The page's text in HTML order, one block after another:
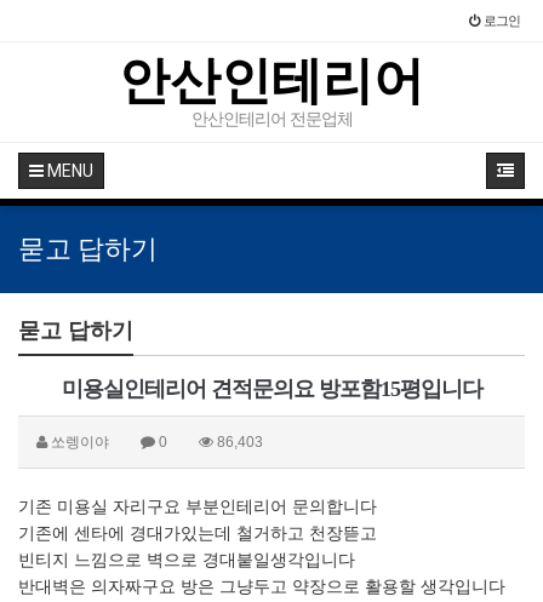
로그인
안산인테리어
안산인테리어 전문업체
MENU
묻고 답하기
묻고 답하기
미용실인테리어 견적문의요 방포함15평입니다
쏘렝이야 0 86,403
기존 미용실 자리구요 부분인테리어 문의합니다
기존에 센타에 경대가있는데 철거하고 천장뜯고
빈티지 느낌으로 벽으로 경대붙일생각입니다
반대벽은 의자짜구요 방은 그냥두고 약장으로 활용할 생각입니다